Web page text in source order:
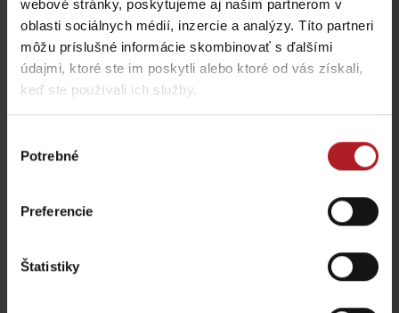
webové stránky, poskytujeme aj našim partnerom v
oblasti sociálnych médií, inzercie a analýzy. Títo partneri
môžu príslušné informácie skombinovať s ďalšími
údajmi, ktoré ste im poskytli alebo ktoré od vás získali,
keď ste používali ich služby.
súhlasu
Potrebné
Preferencie
Štatistiky
Salaš Beniky
Resort
Aktivity a relax v gh blízkosti: